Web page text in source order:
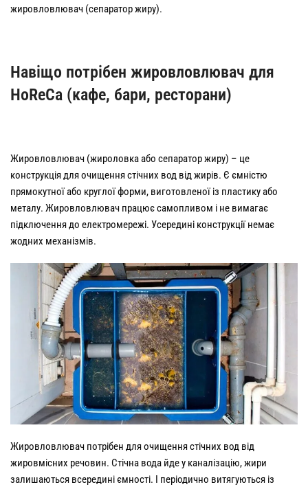
жировловлювач (сепаратор жиру).
Навіщо потрібен жировловлювач для
HoReCa (кафе, бари, ресторани)
Жировловлювач (жироловка або сепаратор жиру) – це
конструкція для очищення стічних вод від жирів. Є ємністю
прямокутної або круглої форми, виготовленої із пластику або
металу. Жировловлювач працює самопливом і не вимагає
підключення до електромережі. Усередині конструкції немає
жодних механізмів.
Жировловлювач потрібен для очищення стічних вод від
жировмісних речовин. Стічна вода йде у каналізацію, жири
залишаються всередині ємності. І періодично витягуються із